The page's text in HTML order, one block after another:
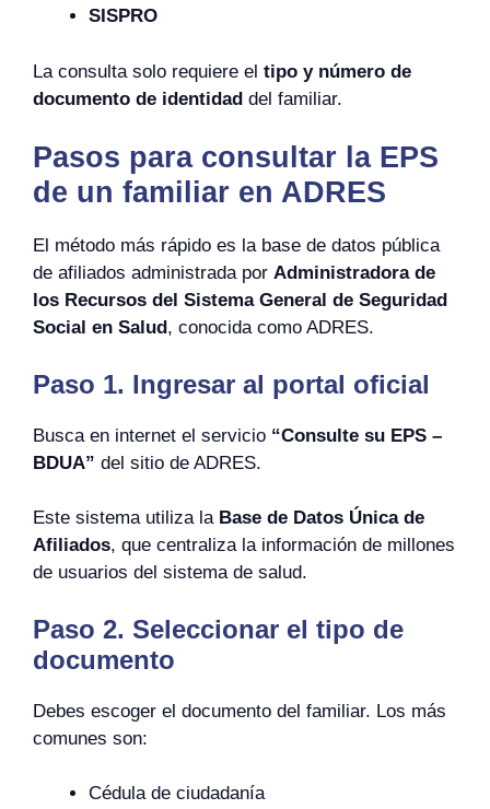
SISPRO
La consulta solo requiere el tipo y número de
documento de identidad del familiar.
Pasos para consultar la EPS
de un familiar en ADRES
El método más rápido es la base de datos pública
de afiliados administrada por Administradora de
los Recursos del Sistema General de Seguridad
Social en Salud, conocida como ADRES.
Paso 1. Ingresar al portal oficial
Busca en internet el servicio “Consulte su EPS –
BDUA” del sitio de ADRES.
Este sistema utiliza la Base de Datos Única de
Afiliados, que centraliza la información de millones
de usuarios del sistema de salud.
Paso 2. Seleccionar el tipo de
documento
Debes escoger el documento del familiar. Los más
comunes son:
Cédula de ciudadanía